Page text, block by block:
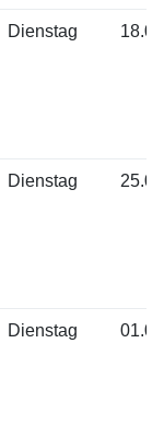
Dienstag
Dienstag
Dienstag